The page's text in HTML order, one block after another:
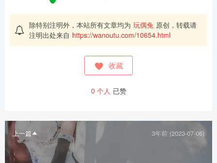
除特别注明外，本站所有文章均为 玩偶兔 原创，转载请
注明出处来自 https://wanoutu.com/10654.html
收藏
0 个人 已赞
上一篇 3年前 (2023-07-06)